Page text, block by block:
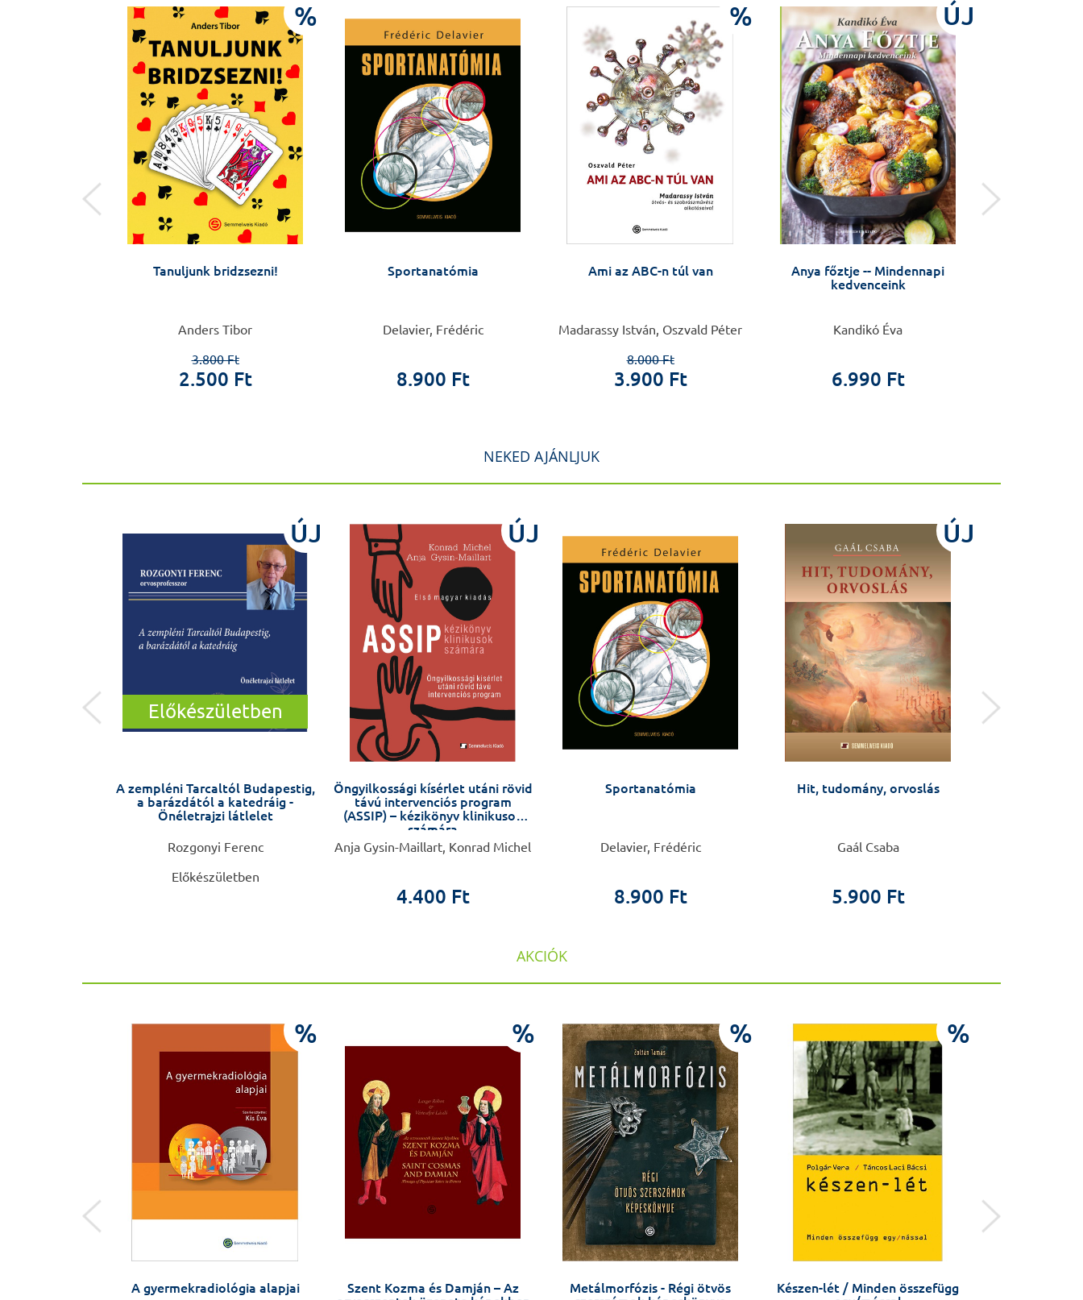
%
Tanuljunk bridzsezni!
Anders Tibor
3.800 Ft
2.500 Ft
Sportanatómia
Delavier, Frédéric
8.900 Ft
%
Ami az ABC-n túl van
Madarassy István, Oszvald Péter
8.000 Ft
3.900 Ft
ÚJ
Anya főztje -- Mindennapi
kedvenceink
Kandikó Éva
6.990 Ft
NEKED AJÁNLJUK
ÚJ
Előkészületben
A zempléni Tarcaltól Budapestig,
a barázdától a katedráig -
Önéletrajzi látlelet
Rozgonyi Ferenc
Előkészületben
ÚJ
Öngyilkossági kísérlet utáni rövid
távú intervenciós program
(ASSIP) – kézikönyv klinikusok
számára
Anja Gysin-Maillart, Konrad Michel
4.400 Ft
Sportanatómia
Delavier, Frédéric
8.900 Ft
ÚJ
Hit, tudomány, orvoslás
Gaál Csaba
5.900 Ft
AKCIÓK
%
A gyermekradiológia alapjai
%
Szent Kozma és Damján – Az
%
Metálmorfózis - Régi ötvös
%
Készen-lét / Minden összefügg